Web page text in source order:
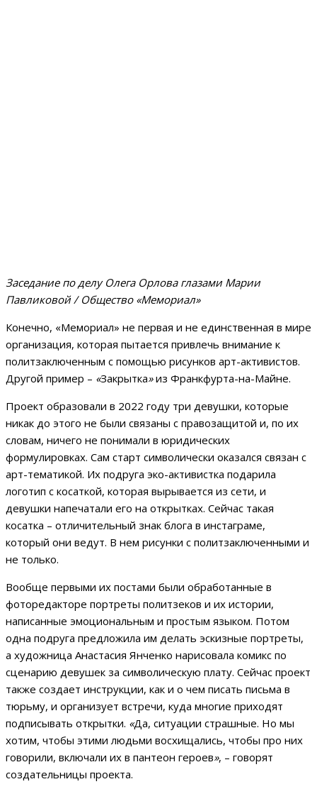
Заседание по делу Олега Орлова глазами Марии
Павликовой / Общество «Мемориал»
Конечно, «Мемориал» не первая и не единственная в мире
организация, которая пытается привлечь внимание к
политзаключенным с помощью рисунков арт-активистов.
Другой пример – «Закрытка»из Франкфурта-на-Майне.
Проект образовали в 2022 году три девушки, которые
никак до этого не были связаны с правозащитой и, по их
словам, ничего не понимали в юридических
формулировках. Сам старт символически оказался связан с
арт-тематикой. Их подруга эко-активистка подарила
логотип с косаткой, которая вырывается из сети, и
девушки напечатали его на открытках. Сейчас такая
косатка – отличительный знак блога в инстаграме,
который они ведут. В нем рисунки с политзаключенными и
не только.
Вообще первыми их постами были обработанные в
фоторедакторе портреты политзеков и их истории,
написанные эмоциональным и простым языком. Потом
одна подруга предложила им делать эскизные портреты,
а художница Анастасия Янченко нарисовала комикс по
сценарию девушек за символическую плату. Сейчас проект
также создает инструкции, как и о чем писать письма в
тюрьму, и организует встречи, куда многие приходят
подписывать открытки. «Да, ситуации страшные. Но мы
хотим, чтобы этими людьми восхищались, чтобы про них
говорили, включали их в пантеон героев», – говорят
создательницы проекта.